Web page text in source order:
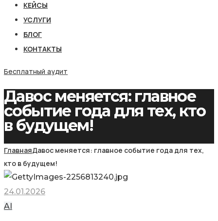
КЕЙСЫ
УСЛУГИ
БЛОГ
КОНТАКТЫ
Бесплатный аудит
Давос меняется: главное
событие года для тех, кто
в будущем!
ГлавнаяДавос меняется: главное событие года для тех,
кто в будущем!
24.01.2026
AI